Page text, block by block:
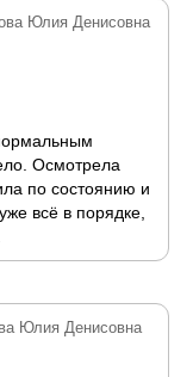
Юлия Денисовна
Осмотрела
по состоянию и
всё в порядке,
Юлия Денисовна